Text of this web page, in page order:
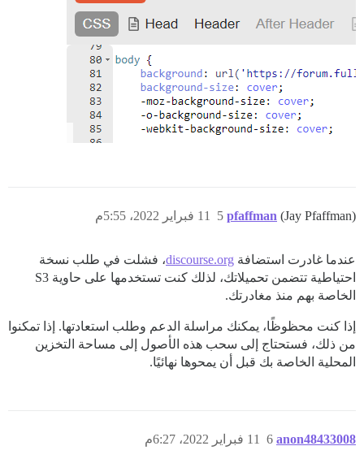
pfaffman (Jay Pfaffman) 11 فبراير 2022، 5:55م 5
عندما غادرت استضافة discourse.org، فشلت في طلب نسخة
احتياطية تتضمن تحميلاتك، لذلك كنت تستخدمها على حاوية S3
الخاصة بهم منذ مغادرتك.
إذا كنت محظوظًا، يمكنك مراسلة الدعم وطلب استعادتها. إذا تمكنوا
من ذلك، فستحتاج إلى سحب هذه الأصول إلى مساحة التخزين
المحلية الخاصة بك قبل أن يمحوها نهائيًا.
anon48433008 11 فبراير 2022، 6:27م 6